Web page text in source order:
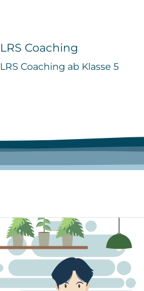
LRS Coaching
LRS Coaching ab Klasse 5